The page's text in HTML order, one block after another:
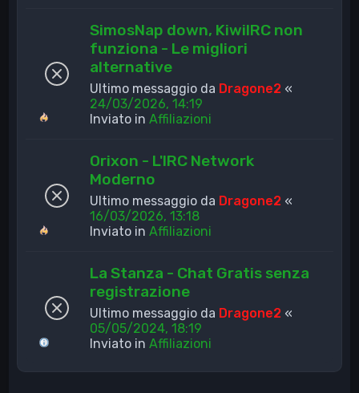
SimosNap down, KiwiIRC non
funziona - Le migliori
alternative
Ultimo messaggio da Dragone2 «
24/03/2026, 14:19
Inviato inAffiliazioni
Orixon - L'IRC Network
Moderno
Ultimo messaggio da Dragone2 «
16/03/2026, 13:18
Inviato inAffiliazioni
La Stanza - Chat Gratis senza
registrazione
Ultimo messaggio da Dragone2 «
05/05/2024, 18:19
Inviato inAffiliazioni